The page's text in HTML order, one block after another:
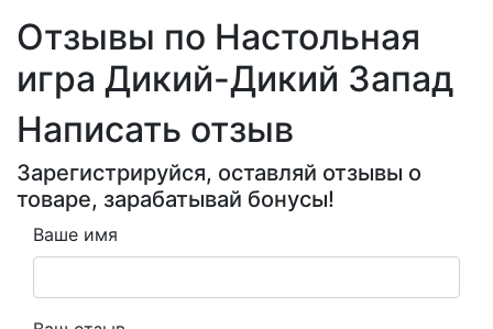
Отзывы по Настольная
игра Дикий-Дикий Запад
Написать отзыв
Зарегистрируйся, оставляй отзывы о
товаре, зарабатывай бонусы!
Ваше имя